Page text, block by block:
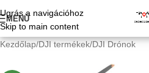
Ugrás a navigációhoz
Skip to main content
MENÜ
Kezdőlap/DJI termékek/DJI Drónok